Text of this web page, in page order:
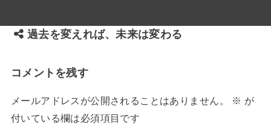
過去を変えれば、未来は変わる
コメントを残す
メールアドレスが公開されることはありません。 ※ が
付いている欄は必須項目です